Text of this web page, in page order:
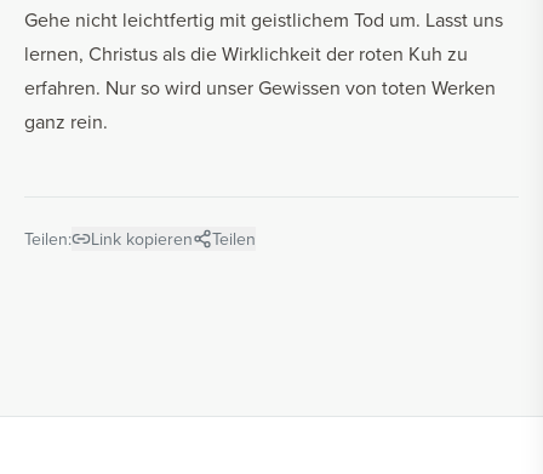
Gehe nicht leichtfertig mit geistlichem Tod um. Lasst uns
lernen, Christus als die Wirklichkeit der roten Kuh zu
erfahren. Nur so wird unser Gewissen von toten Werken
ganz rein.
Teilen: Link kopieren Teilen